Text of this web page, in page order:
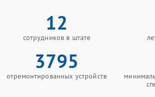
12
сотрудников в штате
3795
отремонтированных устройств